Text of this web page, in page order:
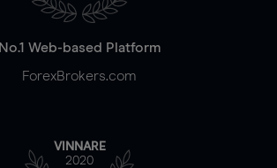
No.1 Web-based Platform
ForexBrokers.com
VINNARE
2020